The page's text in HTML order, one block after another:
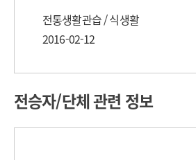
전통생활관습 / 식생활
2016-02-12
전승자/단체 관련 정보